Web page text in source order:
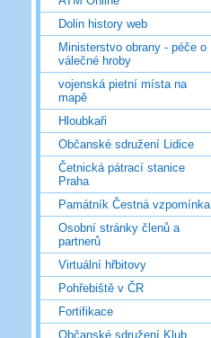
Dolin history web
Ministerstvo obrany - péče o
válečné hroby
vojenská pietní místa na
mapě
Hloubkaři
Občanské sdružení Lidice
Četnická pátrací stanice
Praha
Památník Čestná vzpomínka
Osobní stránky členů a
partnerů
Virtuální hřbitovy
Pohřebiště v ČR
Fortifikace
Občanské sdružení Klub